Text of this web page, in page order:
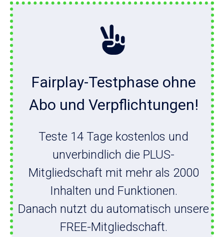
Fairplay-Testphase ohne
Abo und Verpflichtungen!
Teste 14 Tage kostenlos und
unverbindlich die PLUS-
Mitgliedschaft mit mehr als 2000
Inhalten und Funktionen.
Danach nutzt du automatisch unsere
FREE-Mitgliedschaft.